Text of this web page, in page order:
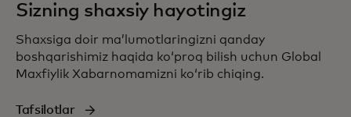
Sizning shaxsiy hayotingiz
Shaxsiga doir maʼlumotlaringizni qanday
boshqarishimiz haqida koʻproq bilish uchun Global
Maxfiylik Xabarnomamizni koʻrib chiqing.
Tafsilotlar